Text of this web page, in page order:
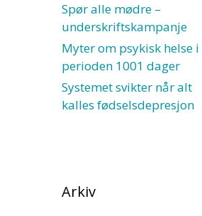
Spør alle mødre –
underskriftskampanje
Myter om psykisk helse i
perioden 1001 dager
Systemet svikter når alt
kalles fødselsdepresjon
Arkiv